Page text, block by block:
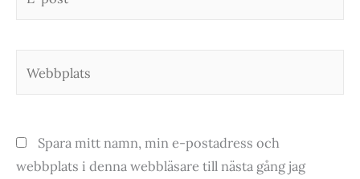
post*
Spara mitt namn, min e-postadress och
webbplats i denna webbläsare till nästa gång jag